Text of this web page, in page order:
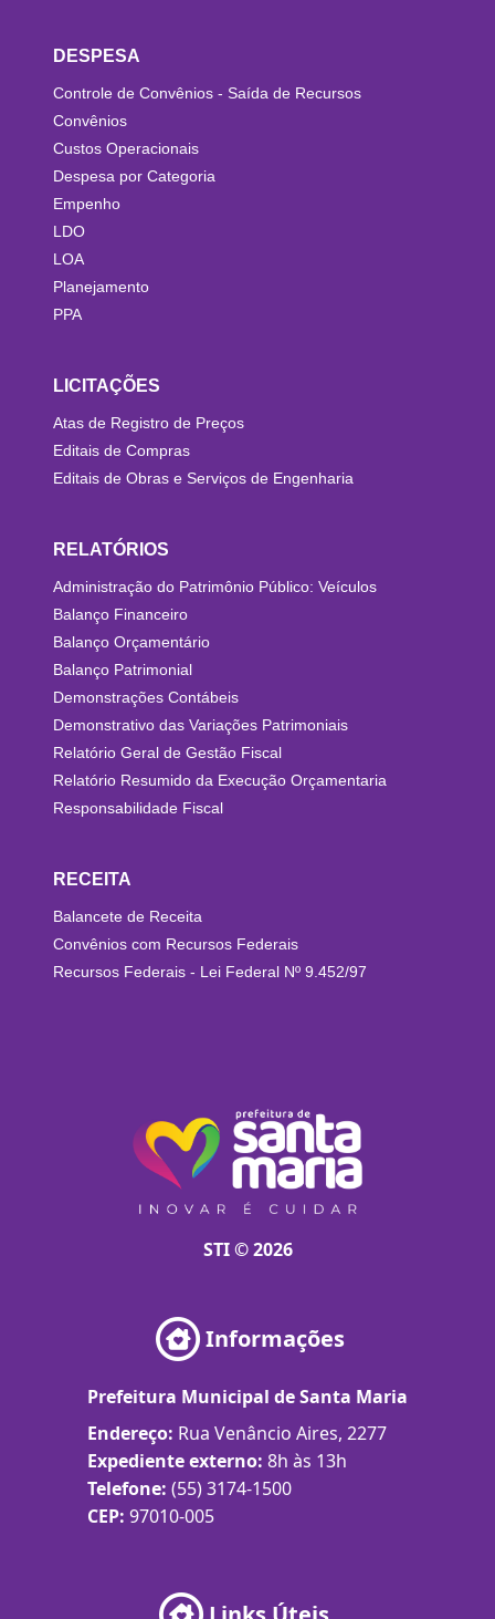
DESPESA
Controle de Convênios - Saída de Recursos
Convênios
Custos Operacionais
Despesa por Categoria
Empenho
LDO
LOA
Planejamento
PPA
LICITAÇÕES
Atas de Registro de Preços
Editais de Compras
Editais de Obras e Serviços de Engenharia
RELATÓRIOS
Administração do Patrimônio Público: Veículos
Balanço Financeiro
Balanço Orçamentário
Balanço Patrimonial
Demonstrações Contábeis
Demonstrativo das Variações Patrimoniais
Relatório Geral de Gestão Fiscal
Relatório Resumido da Execução Orçamentaria
Responsabilidade Fiscal
RECEITA
Balancete de Receita
Convênios com Recursos Federais
Recursos Federais - Lei Federal Nº 9.452/97
STI © 2026
Informações
Prefeitura Municipal de Santa Maria
Endereço: Rua Venâncio Aires, 2277
Expediente externo: 8h às 13h
Telefone: (55) 3174-1500
CEP: 97010-005